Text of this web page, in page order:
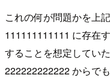
これの何が問題かを上
111111111111 に存在
することを想定してい
222222222222 からで